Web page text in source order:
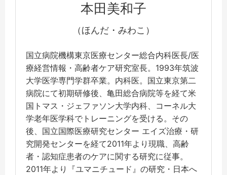
本田美和子
（ほんだ・みわこ）
国立病院機構東京医療センター総合内科医長/医
療経営情報・高齢者ケア研究室長。1993年筑波
大学医学専門学群卒業。内科医。国立東京第二
病院にて初期研修後、亀田総合病院等を経て米
国トマス・ジェファソン大学内科、コーネル大
学老年医学科でトレーニングを受ける。その
後、国立国際医療研究センター エイズ治療・研
究開発センターを経て2011年より現職、高齢
者・認知症患者のケアに関する研究に従事。
2011年より『ユマニチュード』の研究・日本へ